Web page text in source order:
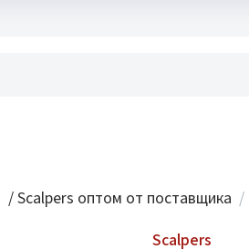
/ Scalpers оптом от поставщика /
Scalpers